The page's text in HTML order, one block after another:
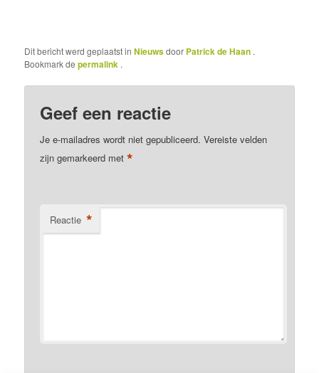
Dit bericht werd geplaatst inNieuwsdoor Patrick de Haan .
Bookmark depermalink .
Geef een reactie
Je e-mailadres wordt niet gepubliceerd. Vereiste velden
zijn gemarkeerd met*
Reactie *